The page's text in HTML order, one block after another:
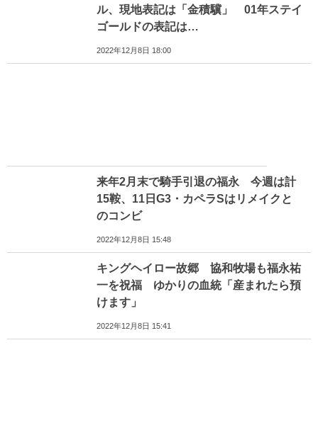
ル、現地表記は「金積驥」 01年ステイ
ゴールドの表記は…
2022年12月8日 18:00
来年2月末で騎手引退の福永 今週は計
15鞍、11日G3・カペラSはリメイクと
のコンビ
2022年12月8日 15:48
キングヘイロー故郷 協和牧場も福永祐
一を祝福 ゆかりの血統「産まれたら預
けます」
2022年12月8日 15:41